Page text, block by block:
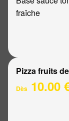
fraîche
Pizza fruits
Dès 10.00